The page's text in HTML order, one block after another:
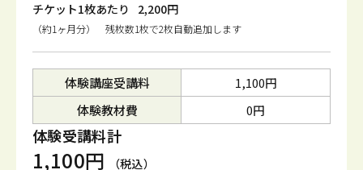
チケット1枚あたり
2,200円
（約1ヶ月分） 残枚数1枚で2枚自動追加します
体験講座受講料
1,100円
体験教材費
0円
体験受講料計
1,100円 （税込）